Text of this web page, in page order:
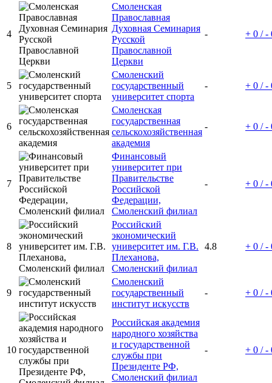
4
Смоленская
Православная
Духовная Семинария
Русской
Православной
Церкви
- + 0 / -
5
Смоленский
государственный
университет спорта
- + 0 / -
6
Смоленская
государственная
сельскохозяйственная
академия
- + 0 / -
7
Финансовый
университет при
Правительстве
Российской
Федерации,
Смоленский филиал
- + 0 / -
8
Российский
экономический
университет им. Г.В.
Плеханова,
Смоленский филиал
4.8 + 0 / -
9
Смоленский
государственный
институт искусств
- + 0 / -
10
Российская академия
народного хозяйства
и государственной
службы при
Президенте РФ,
Смоленский филиал
- + 0 / -